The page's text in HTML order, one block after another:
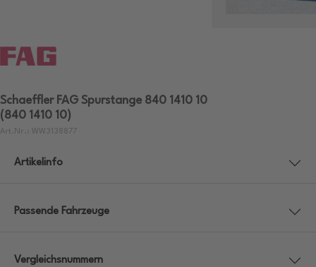
Schaeffler FAG Spurstange 840 1410 10
(840 1410 10)
Art.Nr.: WW3138877
Artikelinfo
Passende Fahrzeuge
Vergleichsnummern